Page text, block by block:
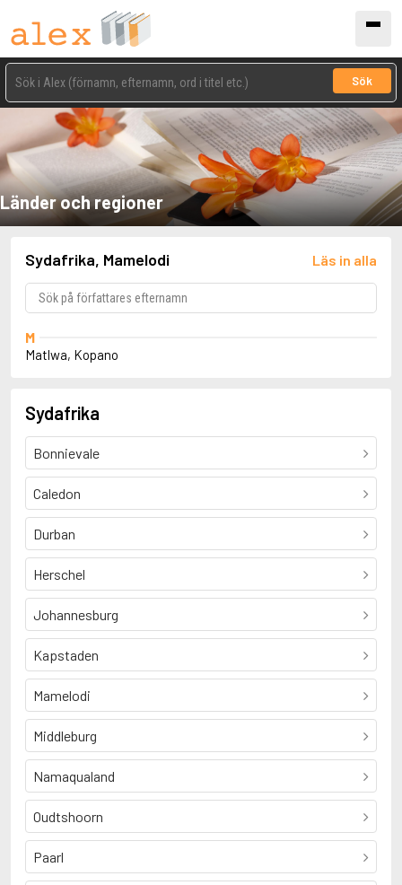
Sök
Länder och regioner
Sydafrika, Mamelodi Läs in alla
M
Matlwa, Kopano
Sydafrika
Bonnievale
Caledon
Durban
Herschel
Johannesburg
Kapstaden
Mamelodi
Middleburg
Namaqualand
Oudtshoorn
Paarl